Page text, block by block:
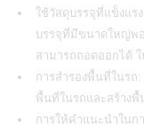
ใช้วัสดุบรรจุที่แข็งแร
บรรจุที่มีขนาดใหญ่พ
สามารถถอดออกได้
การสำรองพื้นที่ในรถ
พื้นที่ในรถและสร้างพื้
การให้คำแนะนำในก